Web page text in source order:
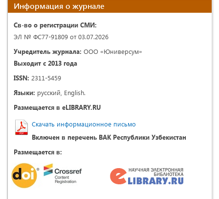
Информация о журнале
Св-во о регистрации СМИ:
ЭЛ № ФС77-91809 от 03.07.2026
Учредитель журнала: ООО «Юниверсум»
Выходит с 2013 года
ISSN: 2311-5459
Языки: русский, English.
Размещается в eLIBRARY.RU
Скачать информационное письмо
Включен в перечень ВАК Республики Узбекистан
Размещается в: